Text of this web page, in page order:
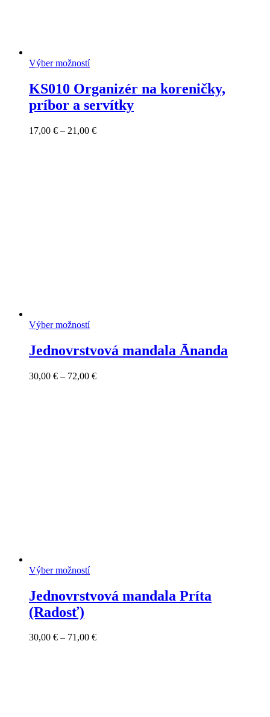
Výber možností
KS010 Organizér na koreničky,
príbor a servítky
17,00 € – 21,00 €Price
Výber možností
Jednovrstvová mandala Ānanda
30,00 € – 72,00 €Price
Výber možností
Jednovrstvová mandala Príta
(Radosť)
30,00 € – 71,00 €Price